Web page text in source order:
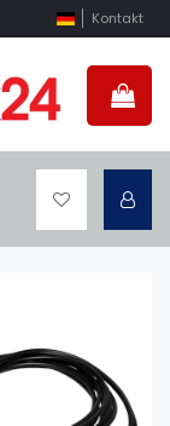
Kontakt